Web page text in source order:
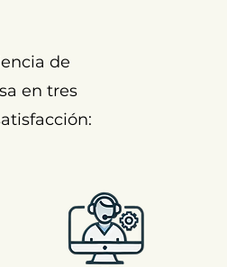
de
en tres